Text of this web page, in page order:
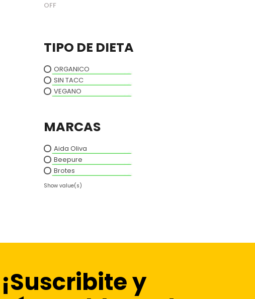
OFF
TIPO DE DIETA
ORGANICO
SIN TACC
VEGANO
MARCAS
Aida Oliva
Beepure
Brotes
Show value(s)
¡Suscribite y